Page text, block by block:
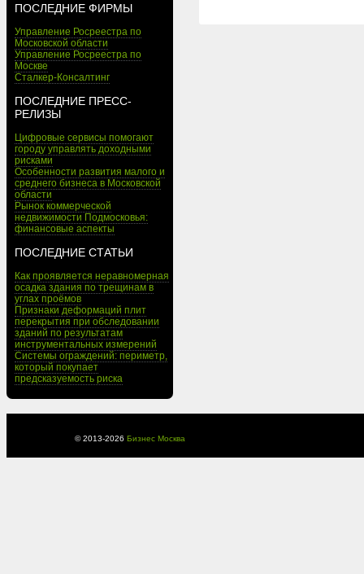
ПОСЛЕДНИЕ ФИРМЫ
Управление Росреестра по
Московской области
Управление Росреестра по
Москве
Сталкер-Консалтинг
ПОСЛЕДНИЕ ПРЕСС-
РЕЛИЗЫ
Цифровые сервисы помогают
городу управлять доходными
рисками
Особенности развития малого и
среднего бизнеса в Московской
области
Рынок коммерческой
недвижимости Подмосковья:
финансовые аспекты
ПОСЛЕДНИЕ СТАТЬИ
Как проявляется неравномерная
осадка здания по трещинам в
углах проёмов
Признаки деформаций плит
перекрытия при обследовании
зданий по результатам
инструментальных измерений
Системы ограждений: периметр,
который покупает
предсказуемость риска
© 2013-2026 Бизнес Москва